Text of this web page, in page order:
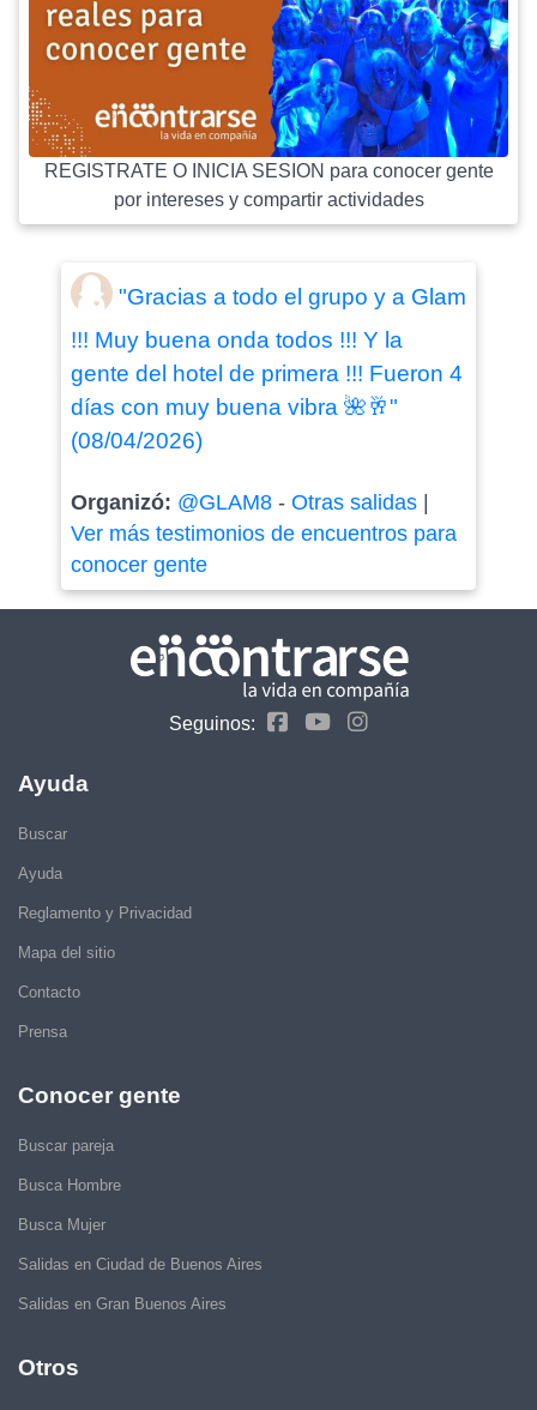
REGISTRATE O INICIA SESION para conocer gente
por intereses y compartir actividades
"Gracias a todo el grupo y a Glam
!!! Muy buena onda todos !!! Y la
gente del hotel de primera !!! Fueron 4
días con muy buena vibra 🌺🥂"
(08/04/2026)
Organizó: @GLAM8- Otras salidas|
Ver más testimonios de encuentros para
conocer gente
Seguinos:
Ayuda
Buscar
Ayuda
Reglamento y Privacidad
Mapa del sitio
Contacto
Prensa
Conocer gente
Buscar pareja
Busca Hombre
Busca Mujer
Salidas en Ciudad de Buenos Aires
Salidas en Gran Buenos Aires
Otros